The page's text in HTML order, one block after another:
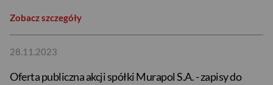
Zobacz szczegóły
28.11.2023
Oferta publiczna akcji spółki Murapol S.A. - zapisy do